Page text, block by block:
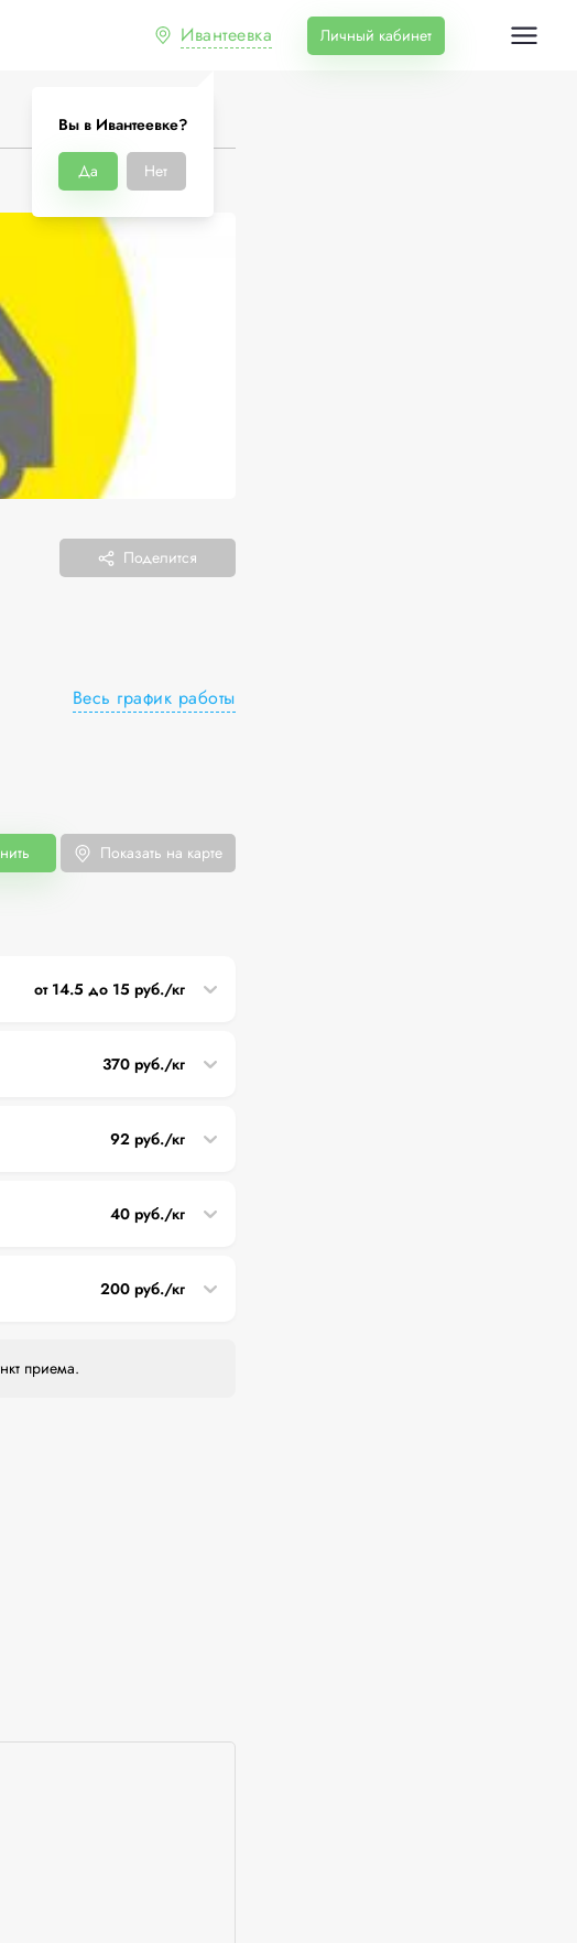
Ивантеевка
Вы в Ивантеевке?
Да Нет
Личный кабинет
Поделится
Весь график работы
Показать на карте
от 14.5 до 15 руб./кг
370 руб./кг
92 руб./кг
40 руб./кг
200 руб./кг
приема.